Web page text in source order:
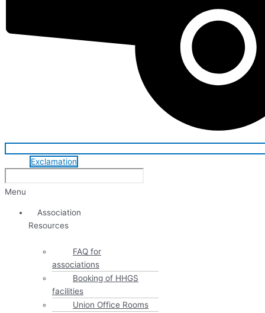
Exclamation
Menu
Association
Resources
FAQ for
associations
Booking of HHGS
facilities
Union Office Rooms